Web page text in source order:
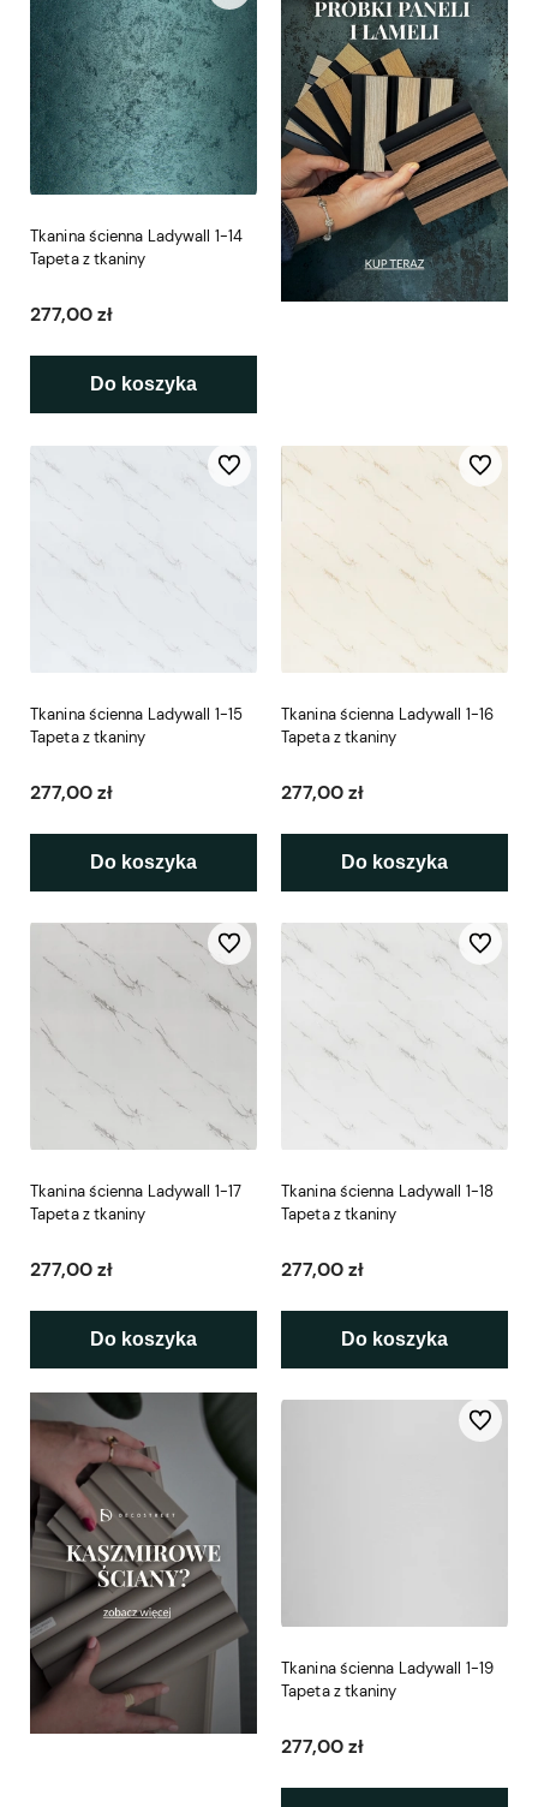
Tkanina ścienna Ladywall 1-14
Tapeta z tkaniny
277,00 zł
Do koszyka
Tkanina ścienna Ladywall 1-15
Tapeta z tkaniny
277,00 zł
Do koszyka
Do ulubionych
Tkanina ścienna Ladywall 1-16
Tapeta z tkaniny
277,00 zł
Do koszyka
Do
Tkanina ścienna Ladywall 1-17
Tapeta z tkaniny
277,00 zł
Do koszyka
Do ulubionych
Tkanina ścienna Ladywall 1-18
Tapeta z tkaniny
277,00 zł
Do koszyka
Do
Tkanina ścienna Ladywall 1-19
Tapeta z tkaniny
277,00 zł
Do